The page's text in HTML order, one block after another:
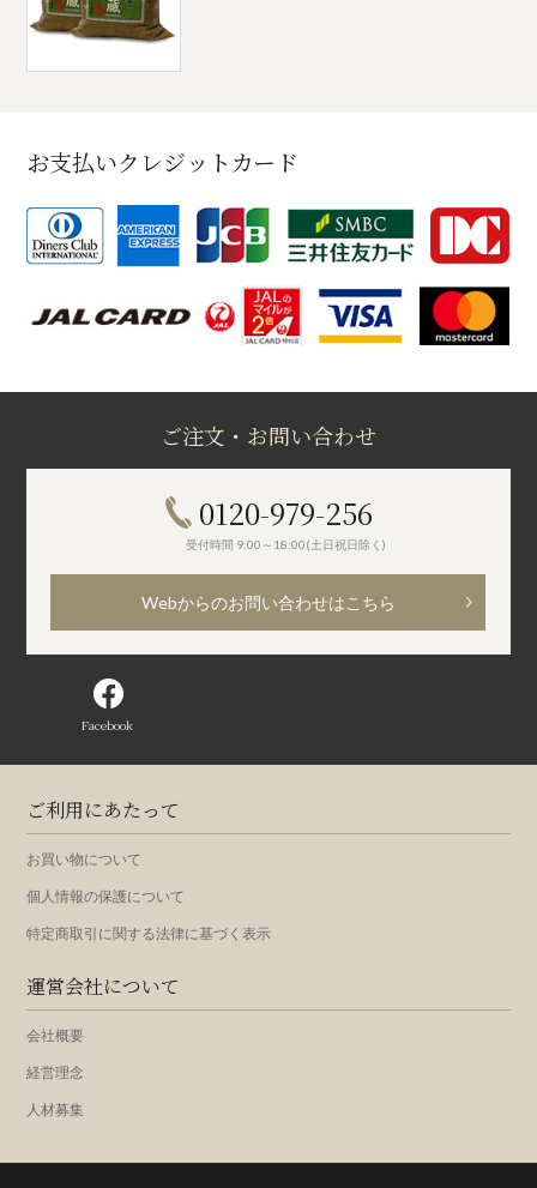
お支払いクレジットカード
ご注文・お問い合わせ
0120-979-256
受付時間 9:00～18:00(土日祝日除く)
Webからのお問い合わせはこちら
Facebook
ご利用にあたって
お買い物について
個人情報の保護について
特定商取引に関する法律に基づく表示
運営会社について
会社概要
経営理念
人材募集